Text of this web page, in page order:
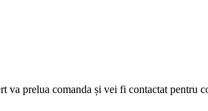
prelua comanda și vei fi contactat pentru